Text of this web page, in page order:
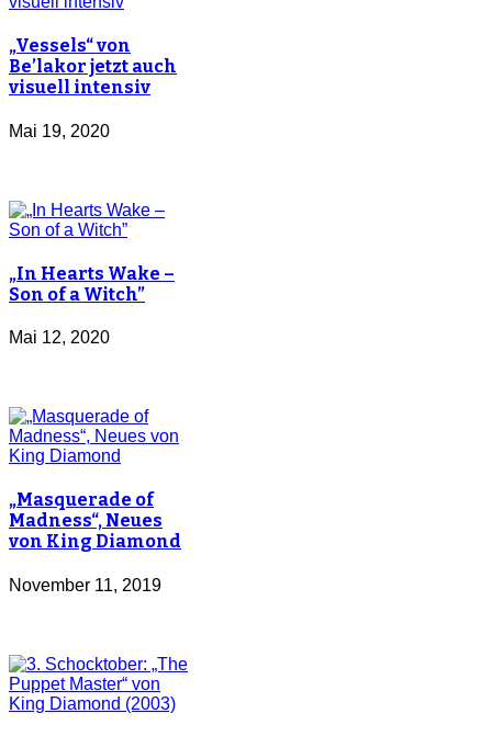
„Vessels“ von
Be’lakor jetzt auch
visuell intensiv
Mai 19, 2020
„In Hearts Wake –
Son of a Witch”
Mai 12, 2020
„Masquerade of
Madness“, Neues
von King Diamond
November 11, 2019